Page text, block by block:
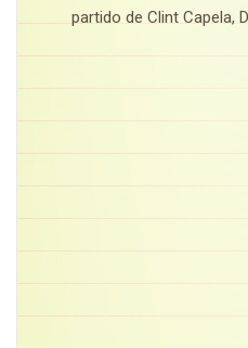
partido de Clint Capela,